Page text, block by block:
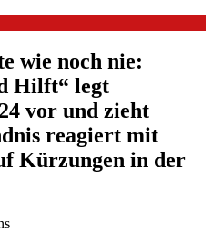
wie noch nie:
Hilft“ legt
vor und zieht
reagiert mit
Kürzungen in der